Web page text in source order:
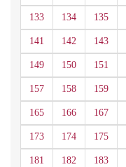
133 134 135
141 142 143
149 150 151
157 158 159
165 166 167
173 174 175
181 182 183